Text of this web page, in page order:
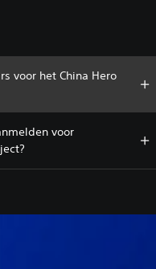
voor het China Hero
voor